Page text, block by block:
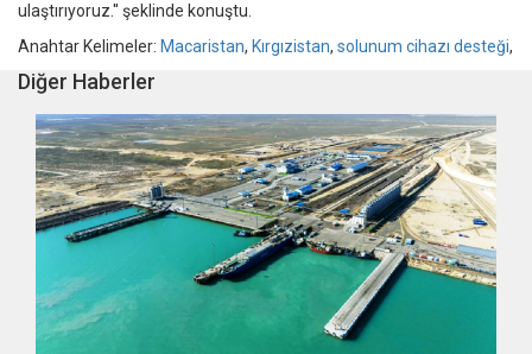
ulaştırıyoruz.'' şeklinde konuştu.
Anahtar Kelimeler: Macaristan, Kırgızistan, solunum cihazı desteği,
Diğer Haberler